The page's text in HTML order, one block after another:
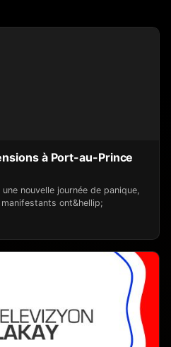
à Port-au-Prince
nouvelle journée de panique,
ont&hellip;